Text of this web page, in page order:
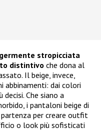
stropicciata
distintivo che dona al
Il beige, invece,
abbinamenti: dai colori
Che siano a
i pantaloni beige di
per creare outfit
o look più sofisticati